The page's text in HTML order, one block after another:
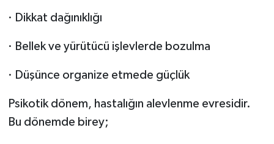
· Dikkat dağınıklığı
· Bellek ve yürütücü işlevlerde bozulma
· Düşünce organize etmede güçlük
Psikotik dönem, hastalığın alevlenme evresidir.
Bu dönemde birey;